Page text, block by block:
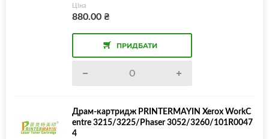
Ціна
880.00₴
ПРИДБАТИ
Драм-картридж PRINTERMAYIN Xerox WorkC
entre 3215/3225/Phaser 3052/3260/101R0047
4